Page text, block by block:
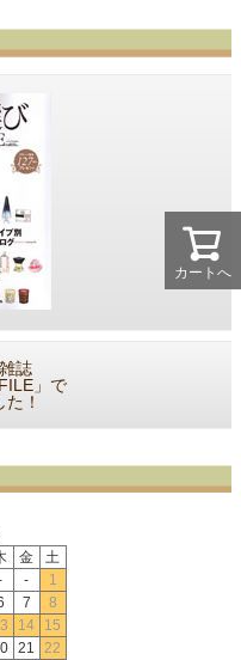
カートへ
誌
」で
！
金
土
-
1
7
8
14
15
21 22